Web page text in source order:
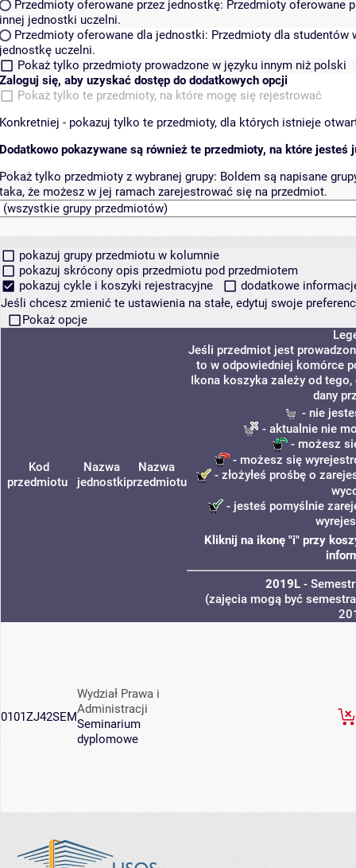
Przedmioty oferowane przez jednostkę: Przedmioty oferowane
innej jednostki uczelni.
Przedmioty oferowane dla jednostki: Przedmioty dla studentów
jednostkę uczelni.
Pokaż tylko przedmioty prowadzone w języku innym niż polski
Zaloguj się, aby uzyskać dostęp do dodatkowych opcji
Pokaż tylko te przedmioty, na które mogę się rejestrować
Konkretniej - pokazuj tylko te przedmioty, dla których istnieje
Dodatkowo pokazywane są również te przedmioty, na które jesteś
Pokaż tylko przedmioty z wybranej grupy: Boldem są napisane
taka, że możesz w jej ramach zarejestrować się na przedmiot.
pokazuj grupy przedmiotu w kolumnie
pokazuj skrócony opis przedmiotu pod przedmiotem
pokazuj cykle i koszyki rejestracyjne
dodatkowe
Jeśli chcesz zmienić te ustawienia na stałe, edytuj swoje
Pokaż opcje
Kod
przedmiotu
Nazwa
jednostki
Nazwa
przedmiotu
Jeśli przedmiot jest
to w odpowiedniej komórce
Ikona koszyka zależy od
dany
- nie
- aktualnie nie
- możesz
- możesz się
- złożyłeś prośbę o
- jesteś pomyślnie
Kliknij na ikonę "i" przy
2019L-
(zajęcia mogą być
0101ZJ42SEM
Wydział Prawa i
Administracji
Seminarium
dyplomowe